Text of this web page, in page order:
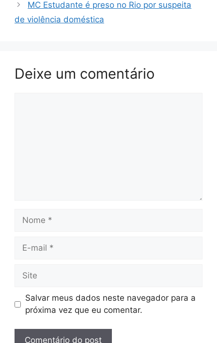
MC Estudante é preso no Rio por suspeita
de violência doméstica
Deixe um comentário
Nome
Site
Salvar meus dados neste navegador para a
próxima vez que eu comentar.